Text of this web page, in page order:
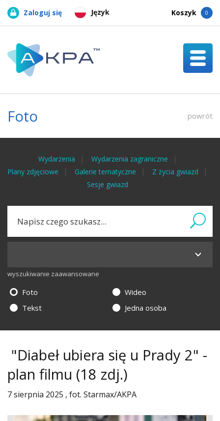
Język
Zaloguj się Koszyk 0
Foto powrót
Wydarzenia
Wydarzenia zagraniczne
Plany zdjęciowe
Galerie tematyczne
Z życia gwiazd
Sesje gwiazd
wyszukiwanie zaawansowane
Foto
Wideo
Tekst
Jedna osoba
"Diabeł ubiera się u Prady 2" -
plan filmu (18 zdj.)
7 sierpnia 2025 , fot. Starmax/AKPA